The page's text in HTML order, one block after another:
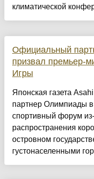
климатической
Официальный
призвал премьер-
Игры
Японская газета
партнер Олимпиады в
спортивный форум
распространения
островном
густонаселенными